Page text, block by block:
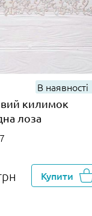
В наявності
килимок
лоза
Купити